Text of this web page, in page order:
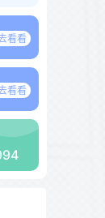
看看
看看